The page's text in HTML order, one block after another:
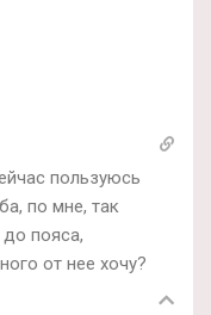
пользуюсь
по мне, так
пояса,
от нее хочу?